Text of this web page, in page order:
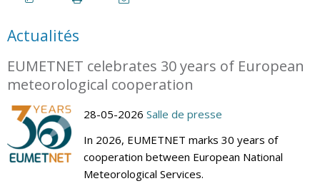
Actualités
EUMETNET celebrates 30 years of European
meteorological cooperation
28-05-2026 Salle de presse
In 2026, EUMETNET marks 30 years of
cooperation between European National
Meteorological Services.